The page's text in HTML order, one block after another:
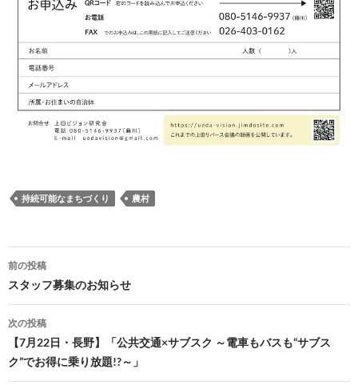
持続可能なまちづくり 農村
投
稿
ナ
ビ
ゲ
前の投稿
スタッフ募集のお知らせ
次の投稿
【7月22日・長野】「公共交通×サブスク ～電車もバスも“サブス
ク”でお得に乗り放題!?～」